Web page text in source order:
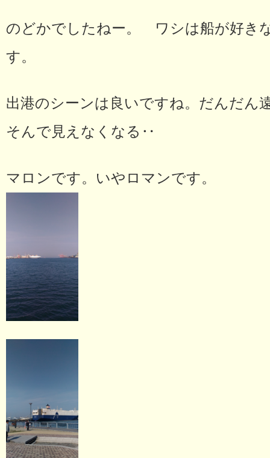
のどかでしたねー。 ワシは船が好き
す。
出港のシーンは良いですね。だんだん
そんで見えなくなる‥
マロンです。いやロマンです。